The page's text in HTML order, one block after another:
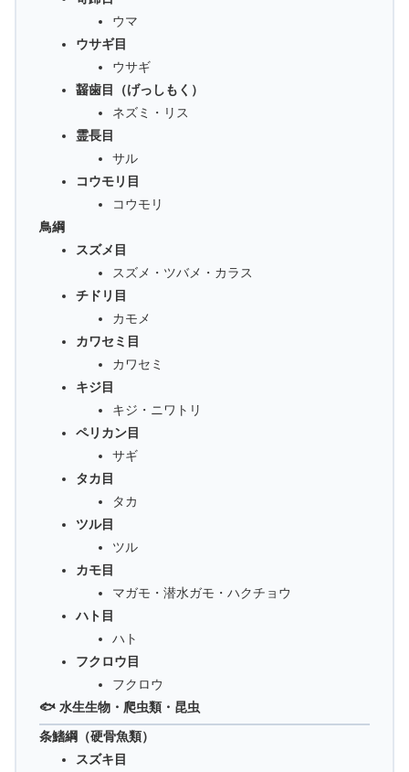
ウマ
ウサギ目
ウサギ
齧歯目（げっしもく）
ネズミ・リス
霊長目
サル
コウモリ目
コウモリ
鳥綱
スズメ目
スズメ・ツバメ・カラス
チドリ目
カモメ
カワセミ目
カワセミ
キジ目
キジ・ニワトリ
ペリカン目
サギ
タカ目
タカ
ツル目
ツル
カモ目
マガモ・潜水ガモ・ハクチョウ
ハト目
ハト
フクロウ目
フクロウ
🐟 水生生物・爬虫類・昆虫
条鰭綱（硬骨魚類）
スズキ目